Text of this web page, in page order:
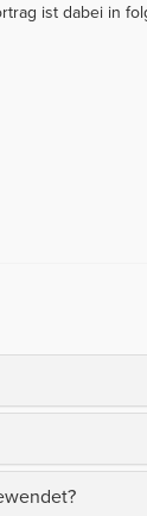
ist dabei in